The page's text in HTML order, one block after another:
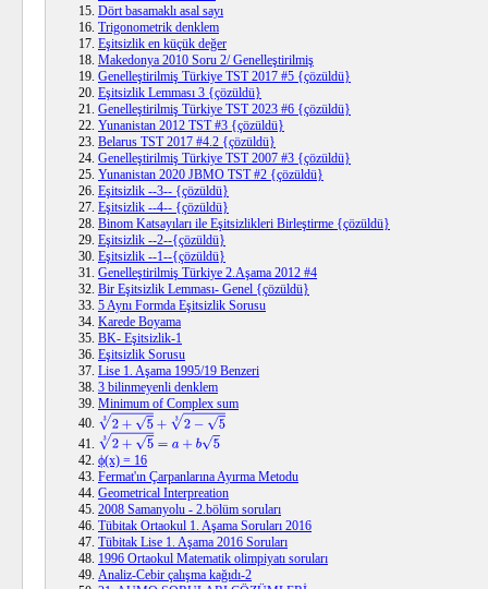
Dört basamaklı asal sayı
Trigonometrik denklem
Eşitsizlik en küçük değer
Makedonya 2010 Soru 2/ Genelleştirilmiş
Genelleştirilmiş Türkiye TST 2017 #5 {çözüldü}
Eşitsizlik Lemması 3 {çözüldü}
Genelleştirilmiş Türkiye TST 2023 #6 {çözüldü}
Yunanistan 2012 TST #3 {çözüldü}
Belarus TST 2017 #4.2 {çözüldü}
Genelleştirilmiş Türkiye TST 2007 #3 {çözüldü}
Yunanistan 2020 JBMO TST #2 {çözüldü}
Eşitsizlik --3-- {çözüldü}
Eşitsizlik --4-- {çözüldü}
Binom Katsayıları ile Eşitsizlikleri Birleştirme {çözüldü}
Eşitsizlik --2--{çözüldü}
Eşitsizlik --1--{çözüldü}
Genelleştirilmiş Türkiye 2.Aşama 2012 #4
Bir Eşitsizlik Lemması- Genel {çözüldü}
5 Aynı Formda Eşitsizlik Sorusu
Karede Boyama
BK- Eşitsizlik-1
Eşitsizlik Sorusu
Lise 1. Aşama 1995/19 Benzeri
3 bilinmeyenli denklem
Minimum of Complex sum
2+5 3+ 2−5 3
2+5 3= a+b5
ϕ(x) = 16
Fermat'ın Çarpanlarına Ayırma Metodu
Geometrical Interpreation
2008 Samanyolu - 2.bölüm soruları
Tübitak Ortaokul 1. Aşama Soruları 2016
Tübitak Lise 1. Aşama 2016 Soruları
1996 Ortaokul Matematik olimpiyatı soruları
Analiz-Cebir çalışma kağıdı-2